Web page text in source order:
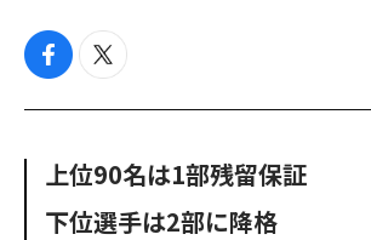
f
c
o
t
i
e
上位90名は1部残留保証
下位選手は2部に降格